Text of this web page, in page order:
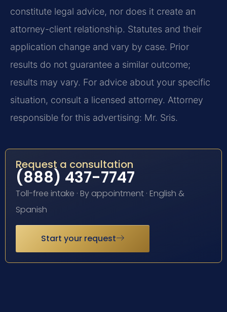
constitute legal advice, nor does it create an
attorney-client relationship. Statutes and their
application change and vary by case. Prior
results do not guarantee a similar outcome;
results may vary. For advice about your specific
situation, consult a licensed attorney. Attorney
responsible for this advertising: Mr. Sris.
Request a consultation
(888) 437-7747
Toll-free intake · By appointment · English &
Spanish
Start your request